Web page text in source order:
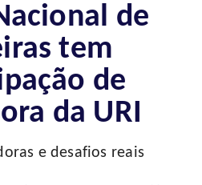
de
tem
de
da URI
e desafios reais